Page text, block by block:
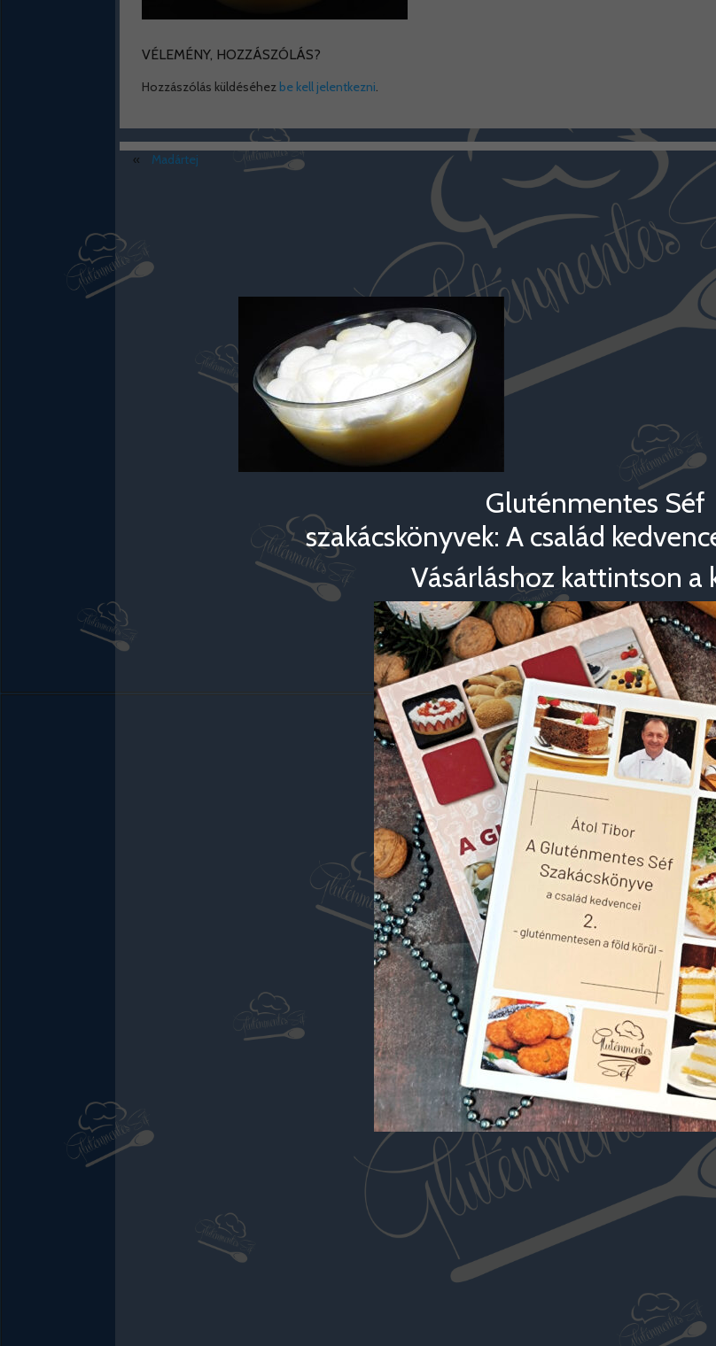
VÉLEMÉNY, HOZZÁSZÓLÁS?
Hozzászólás küldéséhez be kell jelentkezni.
« Madártej
Gluténmentes Séf
szakácskönyvek: A család
Vásárláshoz kattintson a